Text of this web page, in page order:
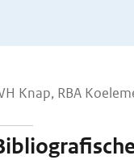
Knap, RBA